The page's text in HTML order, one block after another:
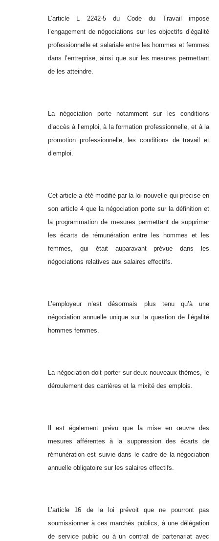
L’article L 2242-5 du Code du Travail impose
l’engagement de négociations sur les objectifs d’égalité
professionnelle et salariale entre les hommes et femmes
dans l’entreprise, ainsi que sur les mesures permettant
de les atteindre.
La négociation porte notamment sur les conditions
d’accès à l’emploi, à la formation professionnelle, et à la
promotion professionnelle, les conditions de travail et
d’emploi.
Cet article a été modifié par la loi nouvelle qui précise en
son article 4 que la négociation porte sur la définition et
la programmation de mesures permettant de supprimer
les écarts de rémunération entre les hommes et les
femmes, qui était auparavant prévue dans les
négociations relatives aux salaires effectifs.
L’employeur n’est désormais plus tenu qu’à une
négociation annuelle unique sur la question de l’égalité
hommes femmes.
La négociation doit porter sur deux nouveaux thèmes, le
déroulement des carrières et la mixité des emplois.
Il est également prévu que la mise en œuvre des
mesures afférentes à la suppression des écarts de
rémunération est suivie dans le cadre de la négociation
annuelle obligatoire sur les salaires effectifs.
L’article 16 de la loi prévoit que ne pourront pas
soumissionner à ces marchés publics, à une délégation
de service public ou à un contrat de partenariat avec